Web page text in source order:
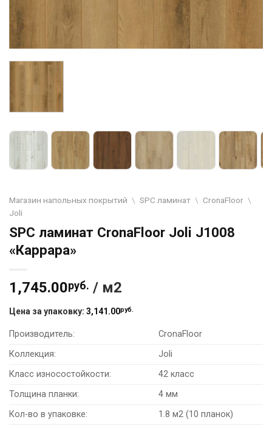
Магазин напольных покрытий \ SPC ламинат \ CronaFloor \
Joli
SPC ламинат CronaFloor Joli J1008
«Каррара»
1,745.00руб. / м2
Цена за упаковку: 3,141.00руб.
Производитель:
CronaFloor
Коллекция:
Joli
Класс износостойкости:
42 класс
Толщина планки:
4 мм
Кол-во в упаковке:
1.8 м2 (10 планок)